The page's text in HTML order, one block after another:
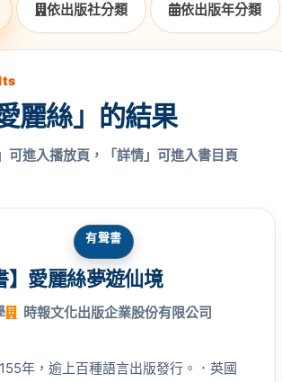
依出版社分類 依出版年分類
麗絲」的結果
可進入播放頁，「詳情」可進入書目頁
有聲書
】愛麗絲夢遊仙境
時報文化出版企業股份有限公司
年，逾上百種語言出版發行。．英國